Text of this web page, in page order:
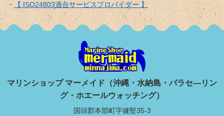
【 ISO24803適合サービスプロバイダー 】
マリンショップ マーメイド（沖縄・水納島・パラセ―リン
グ・ホエールウォッチング）
国頭郡本部町字健堅35-3